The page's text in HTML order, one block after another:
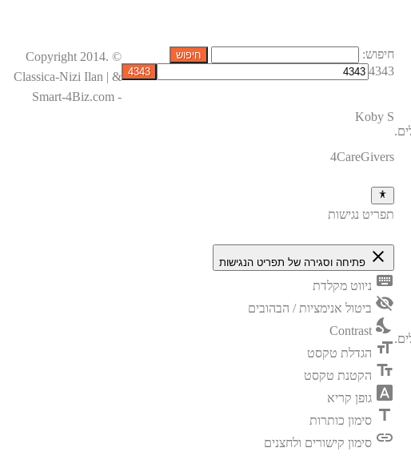
חיפוש:
4343
© Copyright 2014.
Classica-Nizi Ilan | &
Smart-4Biz.com -
Koby S
4CareGivers
תפריט נגישות
close פתיחה וסגירה של תפריט הנגישות
keyboard ניווט מקלדת
visibility_off ביטול אנימציות / הבהובים
nights_stay
Contrast
format_size הגדלת טקסט
text_fields הקטנת טקסט
font_download גופן קריא
title סימון כותרות
link סימון קישורים ולחצנים